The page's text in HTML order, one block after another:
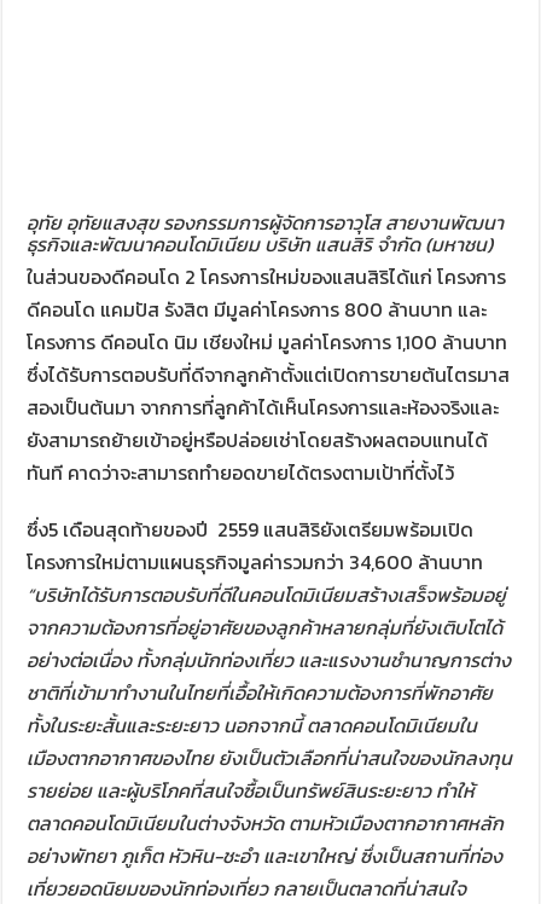
อุทัย อุทัยแสงสุข รองกรรมการผู้จัดการอาวุโส สายงานพัฒนา
ธุรกิจและพัฒนาคอนโดมิเนียม บริษัท แสนสิริ จำกัด (มหาชน)
ในส่วนของดีคอนโด 2 โครงการใหม่ของแสนสิริได้แก่ โครงการ
ดีคอนโด แคมปัส รังสิต มีมูลค่าโครงการ 800 ล้านบาท และ
โครงการ ดีคอนโด นิม เชียงใหม่ มูลค่าโครงการ 1,100 ล้านบาท
ซึ่งได้รับการตอบรับที่ดีจากลูกค้าตั้งแต่เปิดการขายต้นไตรมาส
สองเป็นต้นมา จากการที่ลูกค้าได้เห็นโครงการและห้องจริงและ
ยังสามารถย้ายเข้าอยู่หรือปล่อยเช่าโดยสร้างผลตอบแทนได้
ทันที คาดว่าจะสามารถทำยอดขายได้ตรงตามเป้าที่ตั้งไว้
ซึ่ง5 เดือนสุดท้ายของปี 2559 แสนสิริยังเตรียมพร้อมเปิด
โครงการใหม่ตามแผนธุรกิจมูลค่ารวมกว่า 34,600 ล้านบาท
“บริษัทได้รับการตอบรับที่ดีในคอนโดมิเนียมสร้างเสร็จพร้อมอยู่
จากความต้องการที่อยู่อาศัยของลูกค้าหลายกลุ่มที่ยังเติบโตได้
อย่างต่อเนื่อง ทั้งกลุ่มนักท่องเที่ยว และแรงงานชำนาญการต่าง
ชาติที่เข้ามาทำงานในไทยที่เอื้อให้เกิดความต้องการที่พักอาศัย
ทั้งในระยะสั้นและระยะยาว นอกจากนี้ ตลาดคอนโดมิเนียมใน
เมืองตากอากาศของไทย ยังเป็นตัวเลือกที่น่าสนใจของนักลงทุน
รายย่อย และผู้บริโภคที่สนใจซื้อเป็นทรัพย์สินระยะยาว ทำให้
ตลาดคอนโดมิเนียมในต่างจังหวัด ตามหัวเมืองตากอากาศหลัก
อย่างพัทยา ภูเก็ต หัวหิน-ชะอำ และเขาใหญ่ ซึ่งเป็นสถานที่ท่อง
เที่ยวยอดนิยมของนักท่องเที่ยว กลายเป็นตลาดที่น่าสนใจ